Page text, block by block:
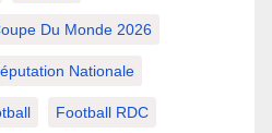
Du Monde 2026
Nationale
Football RDC